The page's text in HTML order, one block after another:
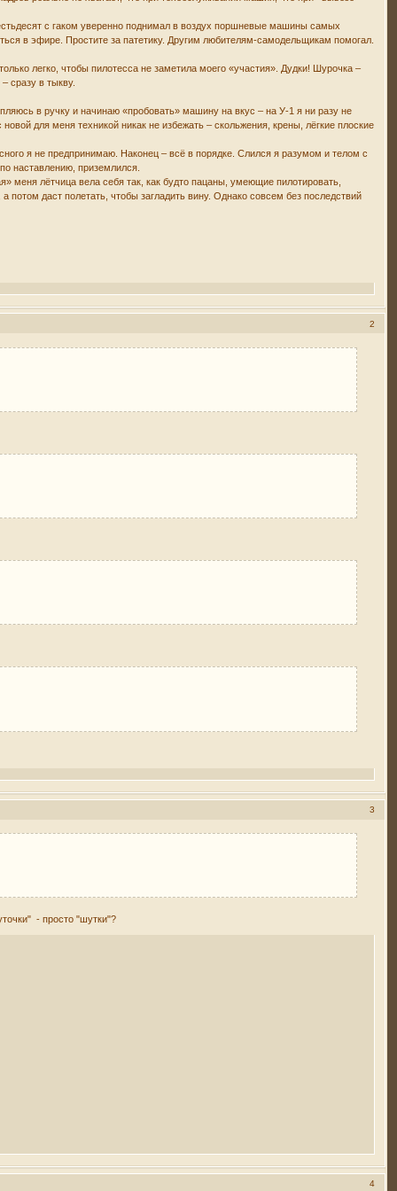
с гаком уверенно поднимал в воздух поршневые машины самых
в эфире. Простите за патетику. Другим любителям-самодельщикам помогал.
легко, чтобы пилотесса не заметила моего «участия». Дудки! Шурочка –
сразу в тыкву.
в ручку и начинаю «пробовать» машину на вкус – на У-1 я ни разу не
для меня техникой никак не избежать – скольжения, крены, лёгкие плоские
я не предпринимаю. Наконец – всё в порядке. Слился я разумом и телом с
наставлению, приземлился.
меня лётчица вела себя так, как будто пацаны, умеющие пилотировать,
даст полетать, чтобы загладить вину. Однако совсем без последствий
2
3
- просто "шутки"?
4